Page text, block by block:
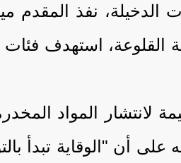
الدخيلة، نفذ المقدم
القلوعة، استهدف
المواد المخدرة
أن "الوقاية تبدأ